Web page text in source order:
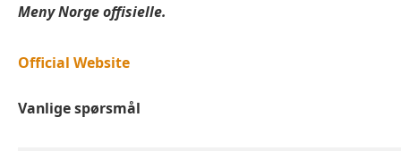
Meny Norge offisielle.
Official Website
Vanlige spørsmål